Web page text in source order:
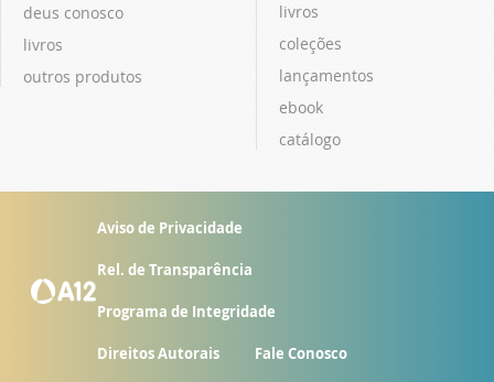
deus conosco
livros
outros produtos
livros
coleções
lançamentos
ebook
catálogo
Aviso de Privacidade
Rel. de Transparência
Programa de Integridade
Direitos Autorais Fale Conosco